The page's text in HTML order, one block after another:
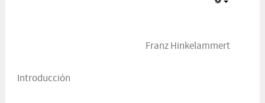
Franz Hinkelammert
Introducción